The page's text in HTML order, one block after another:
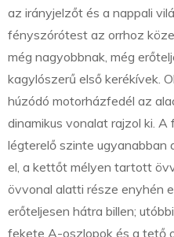
az irányjelzőt és a nappali
fényszórótest az orrhoz
még nagyobbnak, még
kagylószerű első kerékívek.
húzódó motorházfedél az
dinamikus vonalat rajzol ki.
légterelő szinte ugyanabban
el, a kettőt mélyen tartott
övvonal alatti része enyhén
erőteljesen hátra billen;
fekete A-oszlopok és a tető